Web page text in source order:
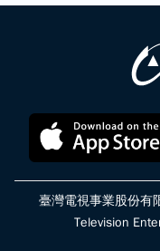
臺灣電視事業股份有
Television